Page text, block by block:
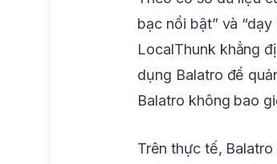
bạc nổi bật” và
LocalThunk khẳng
dụng Balatro để
Balatro không bao
Trên thực tế,